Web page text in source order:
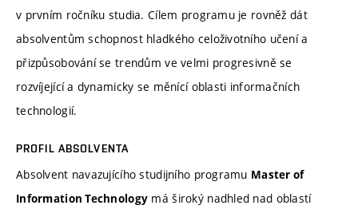
v prvním ročníku studia. Cílem programu je rovněž dát
absolventům schopnost hladkého celoživotního učení a
přizpůsobování se trendům ve velmi progresivně se
rozvíjející a dynamicky se měnící oblasti informačních
technologií.
PROFIL ABSOLVENTA
Absolvent navazujícího studijního programu Master of
Information Technology má široký nadhled nad oblastí